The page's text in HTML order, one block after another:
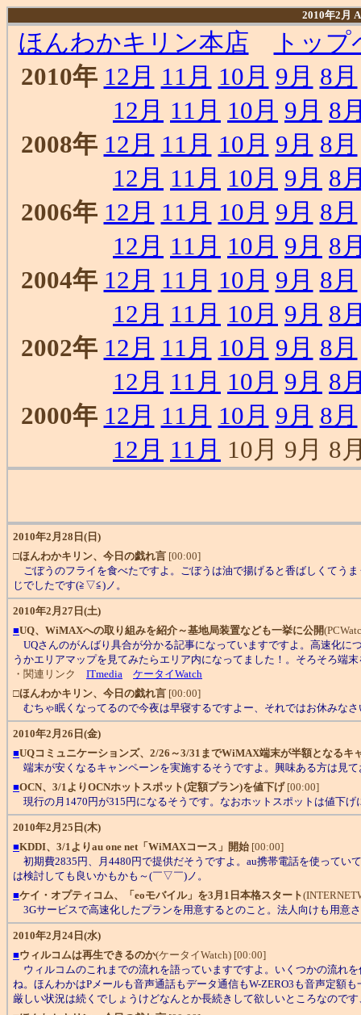
2010年2月
ほんわかキリン本店
トッ
2010年 12月 11月 10月 9月 8月
12月 11月 10月 9月 8
2008年 12月 11月 10月 9月 8月
12月 11月 10月 9月 8
2006年 12月 11月 10月 9月 8月
12月 11月 10月 9月 8
2004年 12月 11月 10月 9月 8月
12月 11月 10月 9月 8
2002年 12月 11月 10月 9月 8月
12月 11月 10月 9月 8
2000年 12月 11月 10月 9月 8月
12月 11月 10月 9月 8
2010年2月28日(日)
□ほんわかキリン、今日の戯れ言 [00:00]
ごぼうのフライを食べたですよ。ごぼうは油で揚げると香ばしくてう
じでしたです(≧▽≦)ノ。
2010年2月27日(土)
■UQ、WiMAXへの取り組みを紹介～基地局装置なども一挙に公開
UQさんのがんばり具合が分かる記事になっていますですよ。高速化に
うかエリアマップを見てみたらエリア内になってました！。そろそろ端
・関連リンク ITmedia
ケータイWatch
□ほんわかキリン、今日の戯れ言 [00:00]
むちゃ眠くなってるので今夜は早寝するですよー、それではお休みなさ
2010年2月26日(金)
■UQコミュニケーションズ、2/26～3/31までWiMAX端末が半額となるキ
端末が安くなるキャンペーンを実施するそうですよ。興味ある方は見
■OCN、3/1よりOCNホットスポット(定額プラン)を値下げ[00:00]
現行の月1470円が315円になるそうです。なおホットスポットは値下
2010年2月25日(木)
■KDDI、3/1よりau one net「WiMAXコース」開始 [00:00]
初期費2835円、月4480円で提供だそうですよ。au携帯電話を使ってい
は検討しても良いかもかも～(￣▽￣)ノ。
■ケイ・オプティコム、「eoモバイル」を3月1日本格スタート
3Gサービスで高速化したプランを用意するとのこと。法人向けも用意
2010年2月24日(水)
■ウィルコムは再生できるのか(ケータイWatch) [00:00]
ウィルコムのこれまでの流れを語っていますですよ。いくつかの流れ
ね。ほんわかはPメールも音声通話もデータ通信もW-ZERO3も音声定額
厳しい状況は続くでしょうけどなんとか長続きして欲しいところなので